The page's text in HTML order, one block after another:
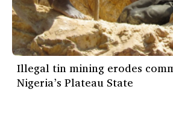
Illegal tin mining erodes
Nigeria’s Plateau State